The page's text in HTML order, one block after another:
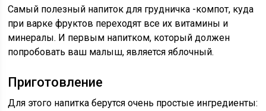
Самый полезный напиток для грудничка -компот, куда
при варке фруктов переходят все их витамины и
минералы. И первым напитком, который должен
попробовать ваш малыш, является яблочный.
Приготовление
Для этого напитка берутся очень простые ингредиенты: